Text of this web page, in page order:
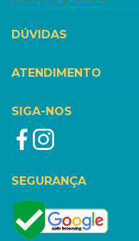
DÚVIDAS
ATENDIMENTO
SIGA-NOS
SEGURANÇA